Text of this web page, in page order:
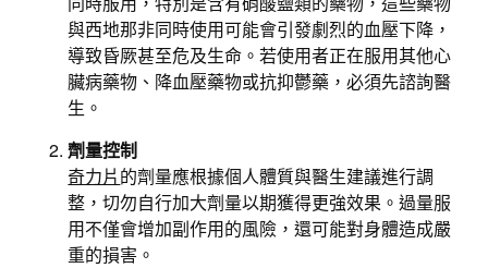
與西地那非同時使用可能會引發劇烈的血壓下降，
導致昏厥甚至危及生命。若使用者正在服用其他心
臟病藥物、降血壓藥物或抗抑鬱藥，必須先諮詢醫
生。
劑量控制
奇力片的劑量應根據個人體質與醫生建議進行調
整，切勿自行加大劑量以期獲得更強效果。過量服
用不僅會增加副作用的風險，還可能對身體造成嚴
重的損害。